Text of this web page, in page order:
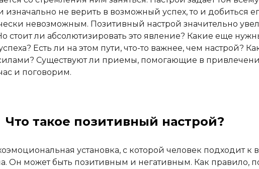
не верить в возможный успех, то и добиться
невозможным. Позитивный настрой значительно
стоит ли абсолютизировать это явление? Какие еще
Есть ли на этом пути, что-то важнее, чем настрой?
Существуют ли приемы, помогающие в
и поговорим.
Что такое позитивный настрой?
установка, с которой человек подходит
Он может быть позитивным и негативным. Как правило,